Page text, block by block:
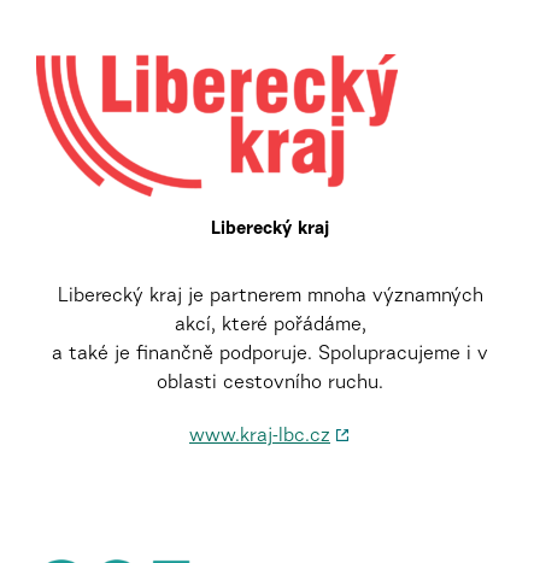
Liberecký kraj
Liberecký kraj je partnerem mnoha významných
akcí, které pořádáme,
a také je finančně podporuje. Spolupracujeme i v
oblasti cestovního ruchu.
www.kraj-lbc.cz